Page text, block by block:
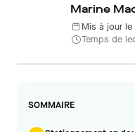
Marine
Mis à jour le
Temps de
SOMMAIRE